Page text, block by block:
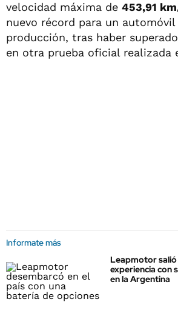
velocidad máxima de 453,91
nuevo récord para un
producción, tras haber superado
en otra prueba oficial realizada
Informate más
Leapmotor
experiencia con
en la Argentina